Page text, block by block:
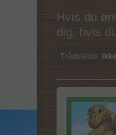
Hvis du
dig, hvis
Trådstatus: